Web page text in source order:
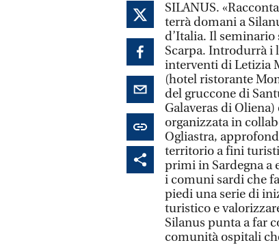
SILANUS.
terrà domani a
d’Italia. Il seminario
Scarpa. Introdurrà i
interventi di Letizia
(hotel ristorante
del gruccone di
Galaveras di Oliena)
organizzata in
Ogliastra,
territorio a fini
primi in Sardegna a
i comuni sardi che
piedi una serie di
turistico e
Silanus punta a far
comunità ospitali